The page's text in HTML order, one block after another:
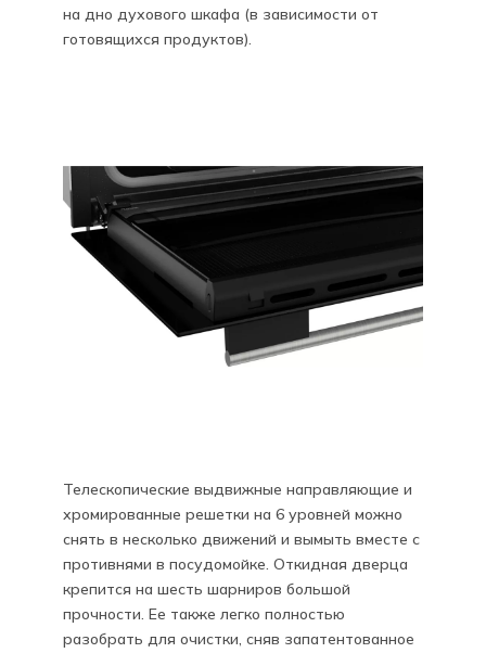
на дно духового шкафа (в зависимости от
готовящихся продуктов).
Телескопические выдвижные направляющие и
хромированные решетки на 6 уровней можно
снять в несколько движений и вымыть вместе с
противнями в посудомойке. Откидная дверца
крепится на шесть шарниров большой
прочности. Ее также легко полностью
разобрать для очистки, сняв запатентованное